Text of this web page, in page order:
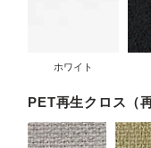
ホワイト
PET再生クロス（